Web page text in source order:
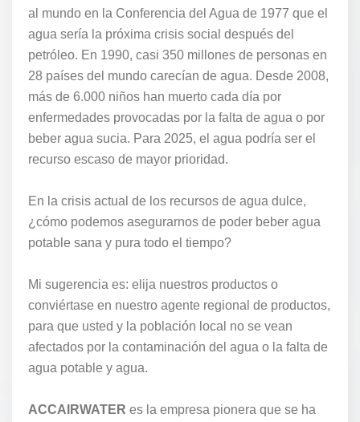
al mundo en la Conferencia del Agua de 1977 que el
agua sería la próxima crisis social después del
petróleo. En 1990, casi 350 millones de personas en
28 países del mundo carecían de agua. Desde 2008,
más de 6.000 niños han muerto cada día por
enfermedades provocadas por la falta de agua o por
beber agua sucia. Para 2025, el agua podría ser el
recurso escaso de mayor prioridad.
En la crisis actual de los recursos de agua dulce,
¿cómo podemos asegurarnos de poder beber agua
potable sana y pura todo el tiempo?
Mi sugerencia es: elija nuestros productos o
conviértase en nuestro agente regional de productos,
para que usted y la población local no se vean
afectados por la contaminación del agua o la falta de
agua potable y agua.
ACCAIRWATER es la empresa pionera que se ha